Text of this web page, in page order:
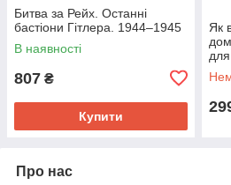
Битва за Рейх. Останні
бастіони Гітлера. 1944–1945
В наявності
807 ₴
Купити
Як
для
Про нас